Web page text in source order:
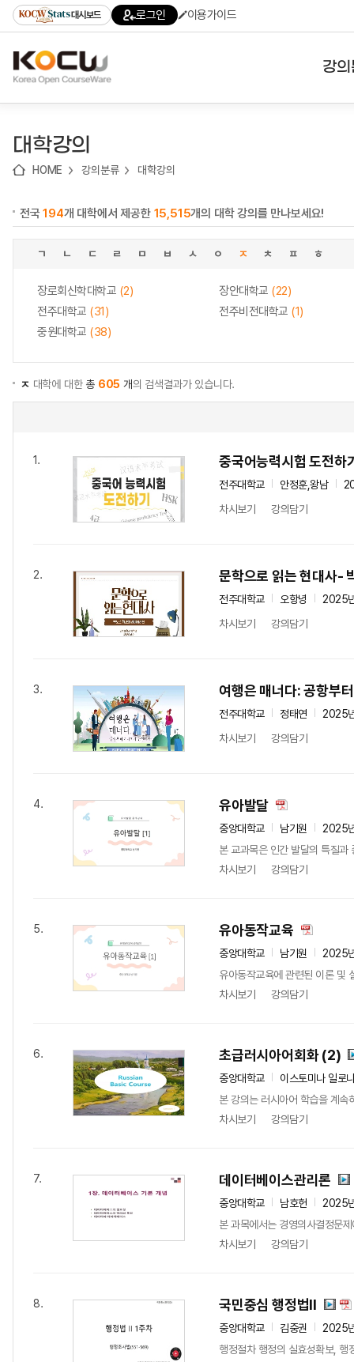
기
기
기
content)
가
대시보드 로그인 이용가이드
강
대학강의
HOME 강의분류 대학강의
전국194개 대학에서 제공한 15,515개의 대학 강의를 만나보세요!
ㄱ ㄴ ㄷ ㄹ ㅁ ㅂ ㅅ ㅇ ㅈ ㅊ ㅍ ㅎ
장로회신학대학교 (2) 장안대학교 (22)
전주대학교 (31) 전주비전대학교 (1)
중원대학교 (38)
ㅈ 대학에 대한총 605 개의 검색결과가 있습니다.
1. 중국어능력시험 도전하
전주대학교 안정훈,왕남
차시보기
강의담기
2. 문학으로 읽는 현대사-
전주대학교 오항녕
2025
차시보기
강의담기
3. 여행은 매너다: 공항부
전주대학교 정태연
2025
차시보기
강의담기
4. 유아발달
중앙대학교 남기원
2025
본 교과목은 인간 발달의 특질
차시보기
강의담기
5. 유아동작교육
중앙대학교 남기원
2025
유아동작교육에 관련된 이론 및
차시보기
강의담기
6. 초급러시아어회화 (2)
중앙대학교
이스토미나 일로
본 강의는 러시아어 학습을 계속
차시보기
강의담기
7. 데이터베이스관리론
중앙대학교 남호헌
2025
본 과목에서는 경영의사결정문
차시보기
강의담기
8. 국민중심 행정법ll
중앙대학교 김중권
2025
행정절차 행정의 실효성확보, 행